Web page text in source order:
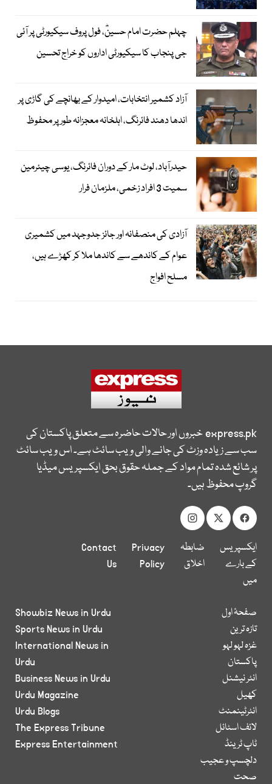
چہلم حضرت امام حسینؓ، فول پروف سیکیورٹی پر آئی
جی پنجاب کا سیکیورٹی اداروں کو خراج تحسین
آزاد کشمیر انتخابات، امیدوار کے بھانچے کی گاڑی پر
اندھا دھند فائرنگ، اہلخانہ معجزانہ طور پر محفوظ
حیدرآباد، لوٹ مار کے دوران فائرنگ، یوسی چیئرمین
سمیت 3 افراد زخمی، ملزمان فرار
آزادی کی منصفانہ اور جائز جدوجہد میں کشمیری
عوام کے کاندھے سے کاندھا ملا کر کھڑے ہیں،
مسلح افواج
express.pkخبروں اور حالات حاضرہ سے متعلق پاکستان کی
سب سے زیادہ وزٹ کی جانے والی ویب سائٹ ہے۔ اس ویب سائٹ
پر شائع شدہ تمام مواد کے جملہ حقوق بحق ایکسپریس میڈیا
گروپ محفوظ ہیں۔
ایکسپریس
کے بارے
میں
ضابطہ
اخلاق
Privacy
Policy
Contact
Us
صفحۂ اول
تازہ ترین
غزہ لہو لہو
پاکستان
انٹر نیشنل
کھیل
انٹرٹینمنٹ
لائف اسٹائل
ٹاپ ٹرینڈ
دلچسپ و عجیب
صحت
Showbiz News in Urdu
Sports News in Urdu
International News in
Urdu
Business News in Urdu
Urdu Magazine
Urdu Blogs
The Express Tribune
Express Entertainment